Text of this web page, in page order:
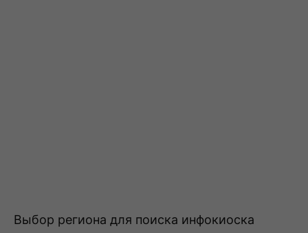
Выбор региона для поиска инфокиоска